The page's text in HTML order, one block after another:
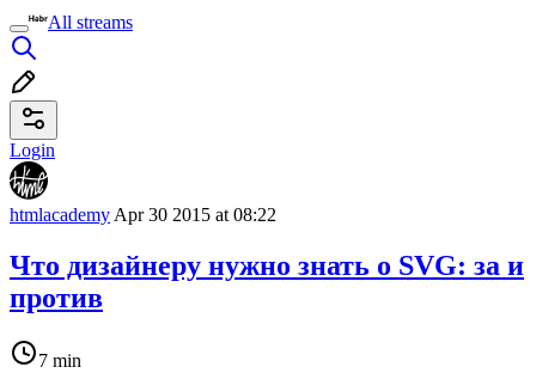
All streams
Login
htmlacademy Apr 30 2015 at 08:22
Что дизайнеру нужно знать о SVG: за и
против
7 min